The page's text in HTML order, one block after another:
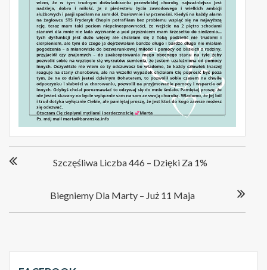
wpisu
Szczęśliwa Liczba 446 – Dzięki Za 1%
Biegniemy Dla Marty – Już 11 Maja